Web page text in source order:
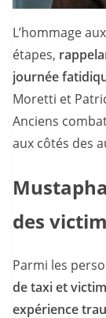
L’hommage
étapes,
journée
Moretti et
Anciens
aux côtés des
des
Parmi les
de taxi et
expérience